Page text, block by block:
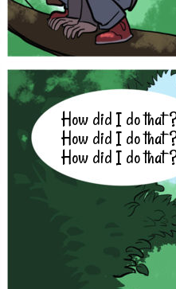
How did I do that
How did I do that
How did I do that